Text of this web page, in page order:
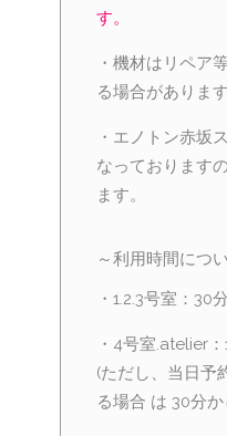
す。
・機材はリペア
る場合があります
・エノトン赤坂
なっております
ます。
～利用時間につ
・1.2.3号室：30
・4号室.atelier
(ただし、当日予
る場合 は 30分